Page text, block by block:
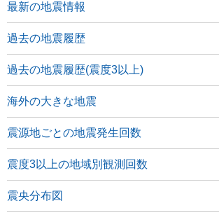
最新の地震情報
過去の地震履歴
過去の地震履歴(震度3以上)
海外の大きな地震
震源地ごとの地震発生回数
震度3以上の地域別観測回数
震央分布図